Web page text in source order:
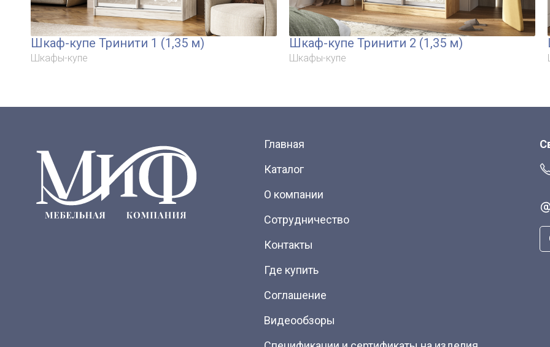
Шкаф-купе Тринити 1 (1,35 м)
Шкафы-купе
Шкаф-купе Тринити 2 (1,35 м)
Шкафы-купе
Главная
Каталог
О компании
Сотрудничество
Контакты
Где купить
Соглашение
Видеообзоры